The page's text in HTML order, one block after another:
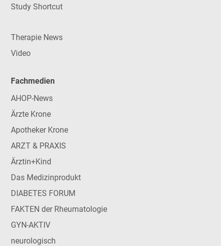
Study Shortcut
Therapie News
Video
Fachmedien
AHOP-News
Ärzte Krone
Apotheker Krone
ARZT & PRAXIS
Ärztin+Kind
Das Medizinprodukt
DIABETES FORUM
FAKTEN der Rheumatologie
GYN-AKTIV
neurologisch